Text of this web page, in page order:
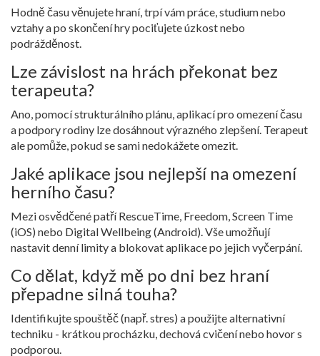
Hodně času věnujete hraní, trpí vám práce, studium nebo
vztahy a po skončení hry pociťujete úzkost nebo
podrážděnost.
Lze závislost na hrách překonat bez
terapeuta?
Ano, pomocí strukturálního plánu, aplikací pro omezení času
a podpory rodiny lze dosáhnout výrazného zlepšení. Terapeut
ale pomůže, pokud se sami nedokážete omezit.
Jaké aplikace jsou nejlepší na omezení
herního času?
Mezi osvědčené patří RescueTime, Freedom, Screen Time
(iOS) nebo Digital Wellbeing (Android). Vše umožňují
nastavit denní limity a blokovat aplikace po jejich vyčerpání.
Co dělat, když mě po dni bez hraní
přepadne silná touha?
Identifikujte spouštěč (např. stres) a použijte alternativní
techniku - krátkou procházku, dechová cvičení nebo hovor s
podporou.